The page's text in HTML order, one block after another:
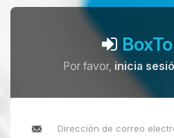
Por favor, inicia